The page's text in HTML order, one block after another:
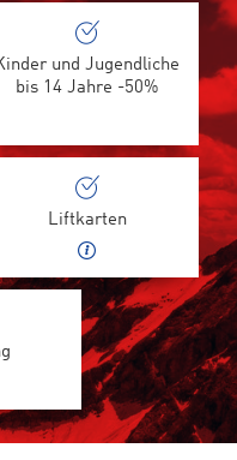
und Jugendliche
bis 14 Jahre -50%
Liftkarten